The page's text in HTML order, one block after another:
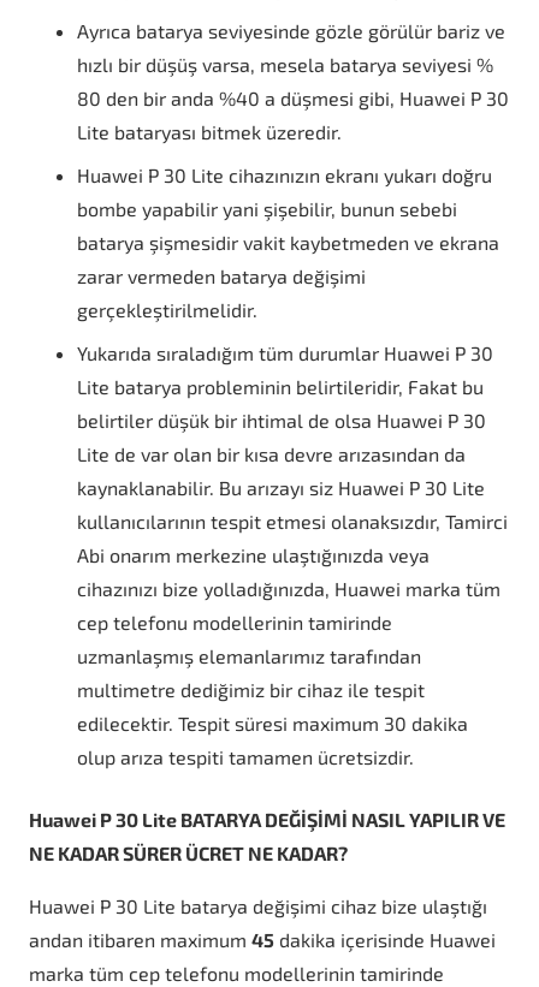
Ayrıca batarya seviyesinde gözle görülür bariz ve
hızlı bir düşüş varsa, mesela batarya seviyesi %
80 den bir anda %40 a düşmesi gibi, Huawei P 30
Lite bataryası bitmek üzeredir.
Huawei P 30 Lite cihazınızın ekranı yukarı doğru
bombe yapabilir yani şişebilir, bunun sebebi
batarya şişmesidir vakit kaybetmeden ve ekrana
zarar vermeden batarya değişimi
gerçekleştirilmelidir.
Yukarıda sıraladığım tüm durumlar Huawei P 30
Lite batarya probleminin belirtileridir, Fakat bu
belirtiler düşük bir ihtimal de olsa Huawei P 30
Lite de var olan bir kısa devre arızasından da
kaynaklanabilir. Bu arızayı siz Huawei P 30 Lite
kullanıcılarının tespit etmesi olanaksızdır, Tamirci
Abi onarım merkezine ulaştığınızda veya
cihazınızı bize yolladığınızda, Huawei marka tüm
cep telefonu modellerinin tamirinde
uzmanlaşmış elemanlarımız tarafından
multimetre dediğimiz bir cihaz ile tespit
edilecektir. Tespit süresi maximum 30 dakika
olup arıza tespiti tamamen ücretsizdir.
Huawei P 30 Lite BATARYA DEĞİŞİMİ NASIL YAPILIR VE
NE KADAR SÜRER ÜCRET NE KADAR?
Huawei P 30 Lite batarya değişimi cihaz bize ulaştığı
andan itibaren maximum 45 dakika içerisinde Huawei
marka tüm cep telefonu modellerinin tamirinde